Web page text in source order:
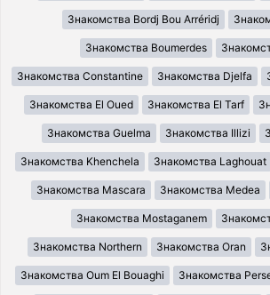
Знакомства Bordj Bou Arréridj
Знакомства Boumerdes
Знакомства Constantine Знакомства Djelfa
Знакомства El Oued Знакомства El Tarf
Знакомства Guelma Знакомства Illizi
Знакомства Khenchela Знакомства Laghouat
Знакомства Mascara Знакомства Medea
Знакомства Mostaganem
Знакомства Northern Знакомства Oran
Знакомства Oum El Bouaghi Знакомства